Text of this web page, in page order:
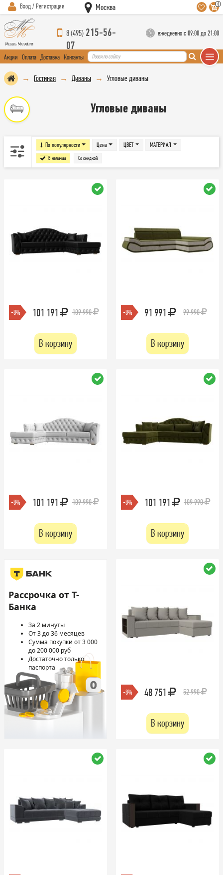
Вход / Регистрация Москва 0
8 (495) 215-56-
07
ежедневно с 09:00 до 21:00
Акции Оплата Доставка Контакты
Гостиная Диваны Угловые диваны
Угловые диваны
По популярности Цена
В наличии Со скидкой
ЦВЕТ МАТЕРИАЛ
-8% 101 191 109 990
В корзину
-8% 91 991 99 990
В корзину
-8% 101 191 109 990
В корзину
-8% 101 191 109 990
В корзину
Рассрочка от Т-
Банка
За 2 минуты
От 3 до 36 месяцев
Сумма покупки от 3 000
до 200 000 руб
Достаточно только
паспорта
-8% 48 751 52 990
В корзину